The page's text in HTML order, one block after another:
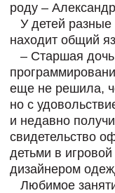
роду –
У детей разные
находит общий
– Старшая дочь
еще не решила,
но с
и недавно
свидетельство
детьми в
дизайнером
Любимое